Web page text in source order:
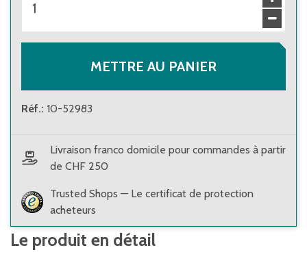
METTRE AU PANIER
Réf.: 10-52983
Livraison franco domicile pour commandes à partir
de CHF 250
Trusted Shops — Le certificat de protection
acheteurs
Le produit en détail